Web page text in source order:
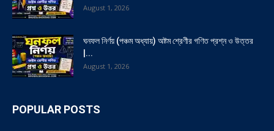
August 1, 2026
ঘনফল নির্ণয় (পঞ্চম অধ্যায়) অষ্টম শ্রেণীর গণিত প্রশ্ন ও উত্তর
|...
August 1, 2026
POPULAR POSTS